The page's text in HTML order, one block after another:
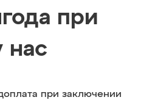
при
нас
при заключении